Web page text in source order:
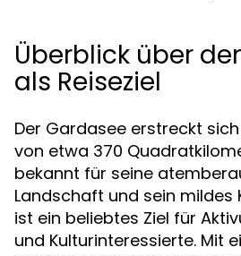
Überblick über
als Reiseziel
Der Gardasee erstreckt
von etwa 370
bekannt für seine
Landschaft und sein mildes
ist ein beliebtes Ziel für
und Kulturinteressierte. Mit